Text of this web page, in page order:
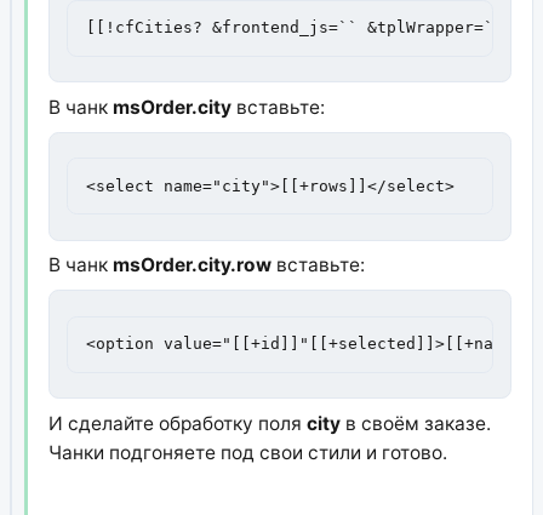
[[!cfCities? &frontend_js=``
В чанк msOrder.cityвставьте:
<select name="city">[[+rows]]</select>
В чанк msOrder.city.rowвставьте:
<option
И сделайте обработку поля cityв своём заказе.
Чанки подгоняете под свои стили и готово.